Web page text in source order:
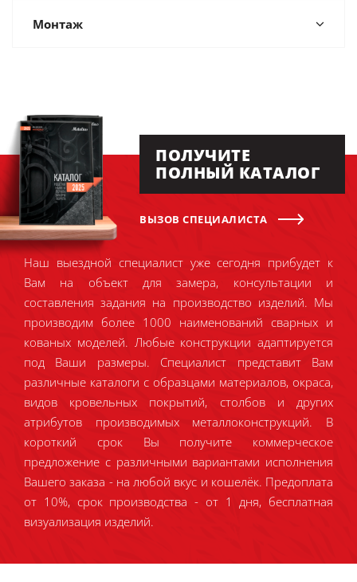
Монтаж
ПОЛУЧИТЕ
ПОЛНЫЙ КАТАЛОГ
ВЫЗОВ СПЕЦИАЛИСТА
Наш выездной специалист уже сегодня прибудет к
Вам на объект для замера, консультации и
составления задания на производство изделий. Мы
производим более 1000 наименований сварных и
кованых моделей. Любые конструкции адаптируется
под Ваши размеры. Специалист представит Вам
различные каталоги с образцами материалов, окраса,
видов кровельных покрытий, столбов и других
атрибутов производимых металлоконструкций. В
короткий срок Вы получите коммерческое
предложение с различными вариантами исполнения
Вашего заказа - на любой вкус и кошелёк. Предоплата
от 10%, срок производства - от 1 дня, бесплатная
визуализация изделий.